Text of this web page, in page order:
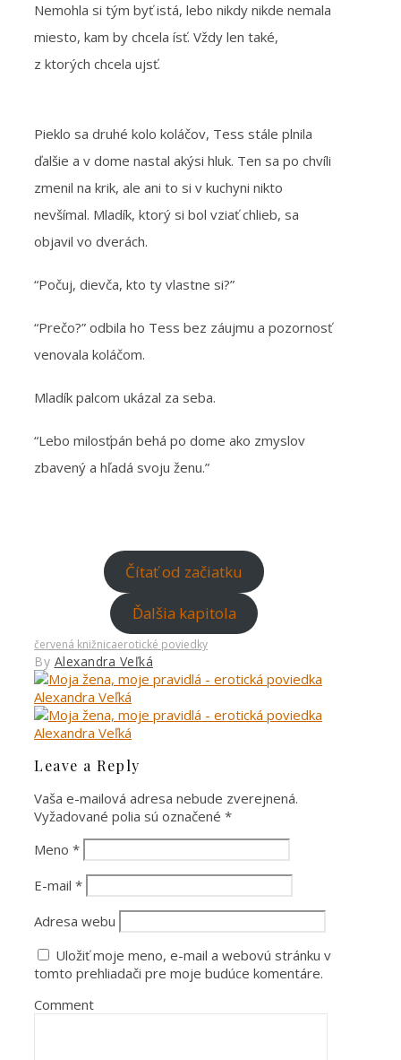
Nemohla si tým byť istá, lebo nikdy nikde nemala
miesto, kam by chcela ísť. Vždy len také,
z ktorých chcela ujsť.
Pieklo sa druhé kolo koláčov, Tess stále plnila
ďalšie a v dome nastal akýsi hluk. Ten sa po chvíli
zmenil na krik, ale ani to si v kuchyni nikto
nevšímal. Mladík, ktorý si bol vziať chlieb, sa
objavil vo dverách.
“Počuj, dievča, kto ty vlastne si?”
“Prečo?” odbila ho Tess bez záujmu a pozornosť
venovala koláčom.
Mladík palcom ukázal za seba.
“Lebo milosťpán behá po dome ako zmyslov
zbavený a hľadá svoju ženu.”
Čítať od začiatku
Ďalšia kapitola
červená knižnicaerotické poviedky
By Alexandra Veľká
Leave a Reply
Vaša e-mailová adresa nebude zverejnená.
Vyžadované polia sú označené *
Meno *
E-mail *
Adresa webu
Uložiť moje meno, e-mail a webovú stránku v
tomto prehliadači pre moje budúce komentáre.
Comment